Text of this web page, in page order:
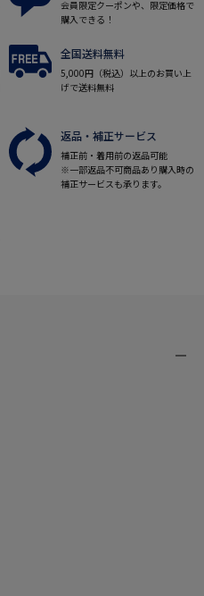
会員限定クーポンや、限定価格で
購入できる！
全国送料無料
5,000円（税込）以上のお買い上
げで送料無料
返品・補正サービス
補正前・着用前の返品可能
※一部返品不可商品あり購入時の
補正サービスも承ります。